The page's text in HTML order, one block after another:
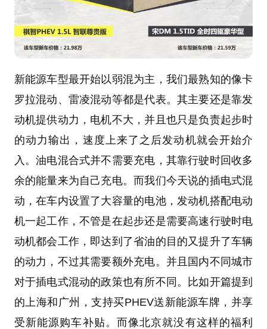
新能源车型最开始以弱混为主，我们最熟知的像卡
罗拉混动、雷凌混动等都是代表。其主要还是靠发
动机提供动力，电机不大，并且也只是负责起步时
的动力输出，速度上来了之后发动机就会开始介
入。油电混合式并不需要充电，其靠行驶时回收多
余的能量来为自己充电。而我们今天说的插电式混
动，在车内设置了大容量的电池，发动机搭配电动
机一起工作，不管是在起步还是需要高速行驶时电
动机都会工作，即达到了省油的目的又提升了车辆
的动力，不过其需要额外充电。并且国内不同城市
对于插电式混动的政策也有所不同。比如开篇提到
的上海和广州，支持买PHEV送新能源车牌，并享
受新能源购车补贴。而像北京就没有这样的福利